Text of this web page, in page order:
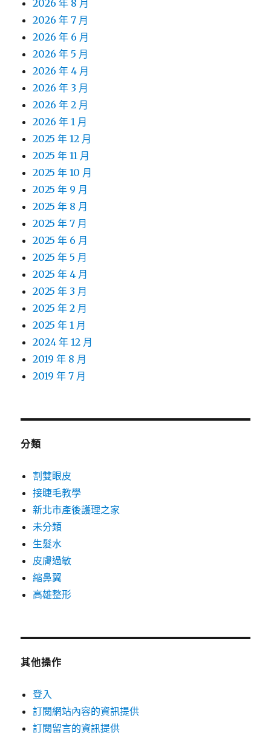
2026 年 8 月
2026 年 7 月
2026 年 6 月
2026 年 5 月
2026 年 4 月
2026 年 3 月
2026 年 2 月
2026 年 1 月
2025 年 12 月
2025 年 11 月
2025 年 10 月
2025 年 9 月
2025 年 8 月
2025 年 7 月
2025 年 6 月
2025 年 5 月
2025 年 4 月
2025 年 3 月
2025 年 2 月
2025 年 1 月
2024 年 12 月
2019 年 8 月
2019 年 7 月
分類
割雙眼皮
接睫毛教學
新北市產後護理之家
未分類
生髮水
皮膚過敏
縮鼻翼
高雄整形
其他操作
登入
訂閱網站內容的資訊提供
訂閱留言的資訊提供